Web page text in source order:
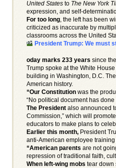
United States to The New York
expression, and self-
For too long, the left has been
criticized as inaccurate by
classrooms across the United
President Trump: We must
oday marks 233 yearssince the
Trump spoke at the White
building in Washington, D.C.
American history.
“Our Constitutionwas the
“No political document has
The Presidentalso announced
Commission,” which will
educators to make plans to
Earlier this month, President
anti-American employee training
“American parentsare not
repression of traditional faith,
When left-wing mobstear down